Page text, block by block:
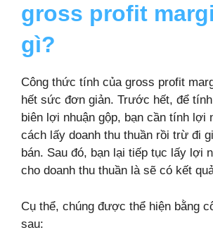
gross profit
gì?
Công thức tính của gross profit
hết sức đơn giản. Trước hết, để
biên lợi nhuận gộp, bạn cần tính lợi
cách lấy doanh thu thuần rồi trừ đi
bán. Sau đó, bạn lại tiếp tục lấy lợi
cho doanh thu thuần là sẽ có kết
Cụ thể, chúng được thể hiện bằng
sau: